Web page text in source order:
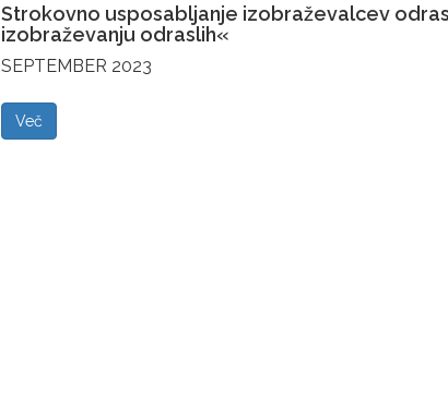
Strokovno usposabljanje izobraževalcev
izobraževanju odraslih«
SEPTEMBER 2023
Več